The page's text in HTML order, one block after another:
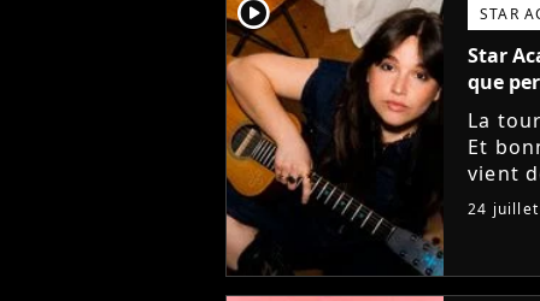
player2 STAR
Star
que
La
Et
vient
24 juillet